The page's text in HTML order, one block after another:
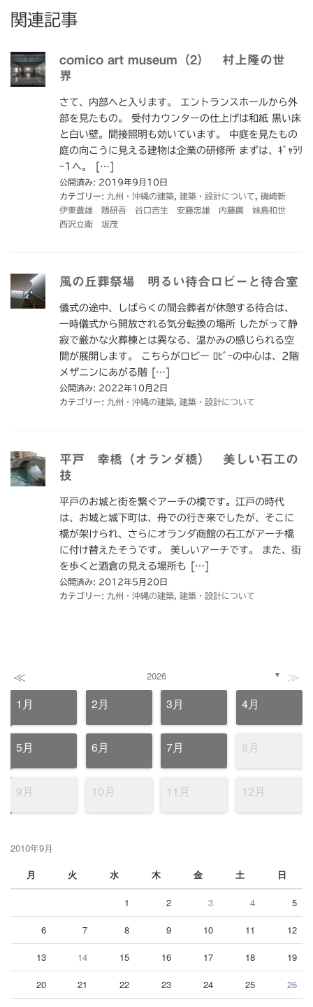
関連記事
comico art museum（2） 村上隆の世
界
さて、内部へと入ります。 エントランスホールから外
部を見たもの。 受付カウンターの仕上げは和紙 黒い床
と白い壁。間接照明も効いています。 中庭を見たもの
庭の向こうに見える建物は企業の研修所 まずは、ｷﾞｬﾗﾘ
ｰ1へ。 […]
公開済み: 2019年9月10日
カテゴリー: 九州・沖縄の建築 建築・設計について
磯崎新
伊東豊雄 隈研吾 谷口吉生 安藤忠雄 内藤廣 妹島和世
西沢立衛 坂茂
風の丘葬祭場 明るい待合ロビーと待合室
儀式の途中、しばらくの間会葬者が休憩する待合は、
一時儀式から開放される気分転換の場所 したがって静
寂で厳かな火葬棟とは異なる、温かみの感じられる空
間が展開します。 こちらがロビー ﾛﾋﾞｰの中心は、2階
メザニンにあがる階 […]
公開済み: 2022年10月2日
カテゴリー: 九州・沖縄の建築 建築・設計について
平戸 幸橋（オランダ橋） 美しい石工の
技
平戸のお城と街を繋ぐアーチの橋です。江戸の時代
は、お城と城下町は、舟での行き来でしたが、そこに
橋が架けられ、さらにオランダ商館の石工がアーチ橋
に付け替えたそうです。 美しいアーチです。 また、街
を歩くと酒倉の見える場所も […]
公開済み: 2012年5月20日
カテゴリー: 九州・沖縄の建築 建築・設計について
≪ 2026 ▼ ≫
1月 2月 3月 4月
5月 6月 7月 8月
9月 10月 11月 12月
2010年9月
月
火 水 木 金 土 日
1 2 3 4 5
6 7 8 9 10 11 12
13 14 15 16 17 18 19
20 21 22 23 24 25 26